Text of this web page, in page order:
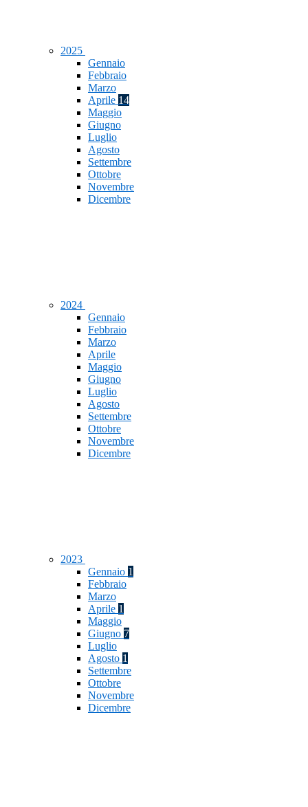
2025
Gennaio
Febbraio
Marzo
Aprile 14
Maggio
Giugno
Luglio
Agosto
Settembre
Ottobre
Novembre
Dicembre
2024
Gennaio
Febbraio
Marzo
Aprile
Maggio
Giugno
Luglio
Agosto
Settembre
Ottobre
Novembre
Dicembre
2023
Gennaio 1
Febbraio
Marzo
Aprile 1
Maggio
Giugno 7
Luglio
Agosto 1
Settembre
Ottobre
Novembre
Dicembre